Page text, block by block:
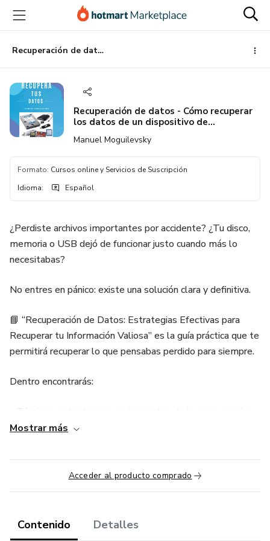
principal
página
de
página
Recuperación de datos - Cómo recuperar los datos de un dispositivo de almacenamiento dañado, tal como tarjeta de memoria SD, microSD, pendrive, disco rígido, etc.
Recuperación de datos - Cómo recuperar
los datos de un dispositivo de
tarjeta de memoria SD, microSD,
pendrive, disco rígido, etc.
Manuel Moguilevsky
Formato: Cursos online y Servicios de Suscripción
Idioma: Español
¿Perdiste archivos importantes por accidente? ¿Tu disco,
memoria o USB dejó de funcionar justo cuando más lo
necesitabas?
No entres en pánico: existe una solución clara y definitiva.
📘 “Recuperación de Datos: Estrategias Efectivas para
Recuperar tu Información Valiosa” es la guía práctica que te
permitirá recuperar lo que pensabas perdido para siempre.
Dentro encontrarás:
de datos, explicadas paso a paso en un lenguaje simple.
- Soluciones para todos los escenarios: fotos borradas,
discos dañados, memorias corruptas… nada queda fuera.
poco confiables; aquí tienes todo en un solo lugar.
Mostrar más
Acceder al producto comprado
Contenido Detalles